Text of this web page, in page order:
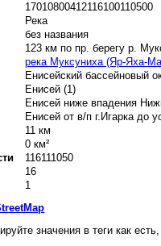
17010800412116100110500
Река
без названия
123 км по пр. берегу р.
река Муксуниха (Яр-Яха-
Енисейский бассейновый
Енисей (1)
Енисей ниже впадения
Енисей от в/п г.Игарка до
11 км
0 км²
116111050
16
1
значения в теги как